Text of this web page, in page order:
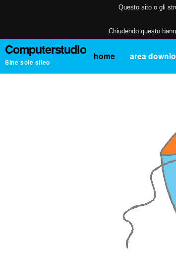
Questo sito o gli
Chiudendo questo
Computerstudio
Sine sole sileo
home area